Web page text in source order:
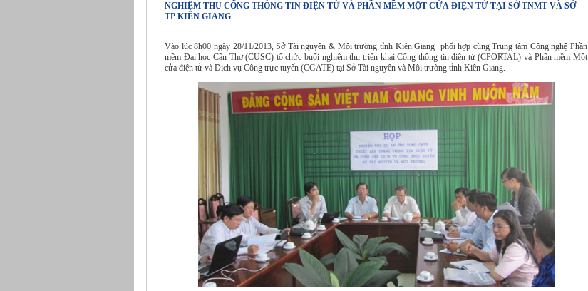
NGHIỆM THU CỔNG THÔNG TIN ĐIỆN TỬ VÀ PHẦN MỀM MỘT CỬA ĐIỆN TỬ TẠI SỞ TNMT VÀ SỞ
TP KIÊN GIANG
Vào lúc 8h00 ngày 28/11/2013, Sở Tài nguyên & Môi trường tỉnh Kiên Giang phối hợp cùng Trung tâm Công nghệ Phần
mềm Đại học Cần Thơ (CUSC) tổ chức buổi nghiệm thu triển khai Cổng thông tin điện tử (CPORTAL) và Phần mềm Một
cửa điện tử và Dịch vụ Công trực tuyến (CGATE) tại Sở Tài nguyên và Môi trường tỉnh Kiên Giang.